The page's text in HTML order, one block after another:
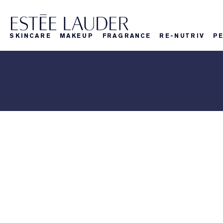
SKINCARE MAKEUP FRAGRANCE RE-NUTRIV